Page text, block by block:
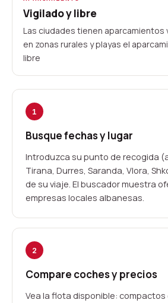
Vigilado y libre
Las ciudades tienen aparcamientos
en zonas rurales y playas el
libre
1
Busque fechas y lugar
Introduzca su punto de recogida
Tirana, Durres, Saranda, Vlora,
de su viaje. El buscador muestra
empresas locales albanesas.
2
Compare coches y precios
Vea la flota disponible: compactos